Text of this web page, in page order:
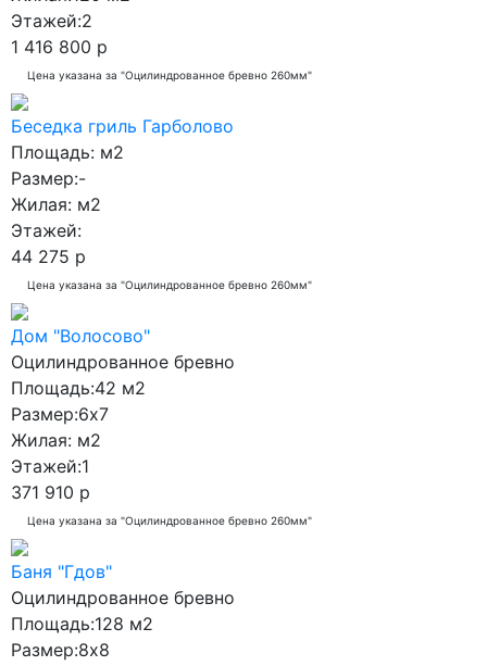
19x14
Этажей:2
1 416 800 р
Цена указана за "Оцилиндрованное бревно 260мм"
Беседка гриль Гарболово
Площадь: м2
Размер:-
Жилая: м2
Этажей:
44 275 р
Цена указана за "Оцилиндрованное бревно 260мм"
Дом "Волосово"
Оцилиндрованное бревно
Площадь:42 м2
Размер:6x7
Жилая: м2
Этажей:1
371 910 р
Цена указана за "Оцилиндрованное бревно 260мм"
Баня "Гдов"
Оцилиндрованное бревно
Площадь:128 м2
Размер:8x8